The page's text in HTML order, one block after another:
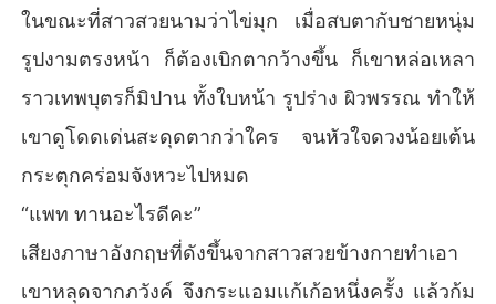
ในขณะที่สาวสวยนามว่าไข่มุก เมื่อสบตากับชายหนุ่ม
รูปงามตรงหน้า ก็ต้องเบิกตากว้างขึ้น ก็เขาหล่อเหลา
ราวเทพบุตรก็มิปาน ทั้งใบหน้า รูปร่าง ผิวพรรณ ทำให้
เขาดูโดดเด่นสะดุดตากว่าใคร จนหัวใจดวงน้อยเต้น
กระตุกคร่อมจังหวะไปหมด
“แพท ทานอะไรดีคะ”
เสียงภาษาอังกฤษที่ดังขึ้นจากสาวสวยข้างกายทำเอา
เขาหลุดจากภวังค์ จึงกระแอมแก้เก้อหนึ่งครั้ง แล้วก้ม